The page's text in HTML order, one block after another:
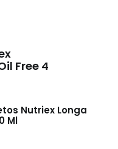
Free 4
Nutriex Longa
Ml